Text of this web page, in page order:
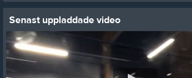
Senast uppladdade video